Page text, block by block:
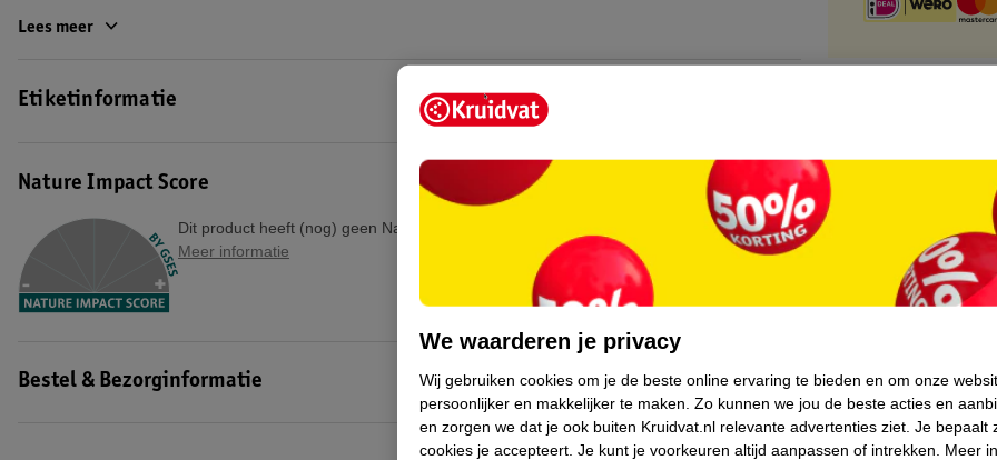
Lees meer
Etiketinformatie
Nature Impact Score
Dit product heeft (nog) geen Nature Impact Score.
Meer informatie
Bestel & Bezorginformatie
We waarderen je privacy
Wij gebruiken cookies om je de beste online ervaring te bieden en om onze
persoonlijker en makkelijker te maken. Zo kunnen we jou de beste acties en
en zorgen we dat je ook buiten Kruidvat.nl relevante advertenties ziet. Je bepaalt
cookies je accepteert. Je kunt je voorkeuren altijd aanpassen of intrekken.
Meer